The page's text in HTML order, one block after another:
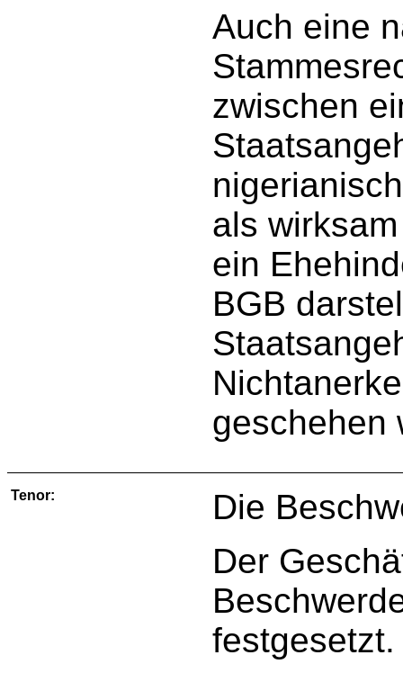
Auch eine
zwischen
als
ein
BGB
geschehen
Tenor:
Die
Der
festgesetzt.